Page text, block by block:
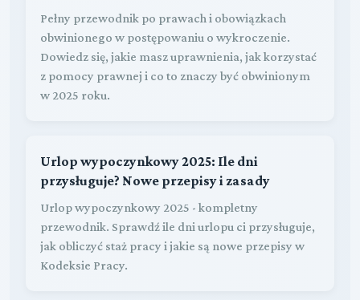
Pełny przewodnik po prawach i obowiązkach
obwinionego w postępowaniu o wykroczenie.
Dowiedz się, jakie masz uprawnienia, jak korzystać
z pomocy prawnej i co to znaczy być obwinionym
w 2025 roku.
Urlop wypoczynkowy 2025: Ile dni
przysługuje? Nowe przepisy i zasady
Urlop wypoczynkowy 2025 - kompletny
przewodnik. Sprawdź ile dni urlopu ci przysługuje,
jak obliczyć staż pracy i jakie są nowe przepisy w
Kodeksie Pracy.